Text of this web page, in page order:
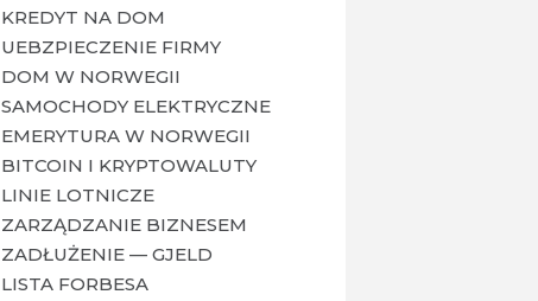
KREDYT NA DOM
UEBZPIECZENIE FIRMY
DOM W NORWEGII
SAMOCHODY ELEKTRYCZNE
EMERYTURA W NORWEGII
BITCOIN I KRYPTOWALUTY
LINIE LOTNICZE
ZARZĄDZANIE BIZNESEM
ZADŁUŻENIE — GJELD
LISTA FORBESA